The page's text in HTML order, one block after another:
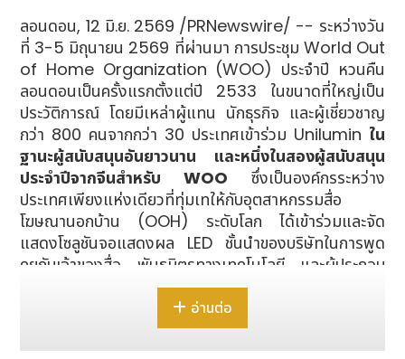
ลอนดอน, 12 มิ.ย. 2569 /PRNewswire/ -- ระหว่างวัน
ที่ 3-5 มิถุนายน 2569 ที่ผ่านมา การประชุม World Out
of Home Organization (WOO) ประจำปี หวนคืน
ลอนดอนเป็นครั้งแรกตั้งแต่ปี 2533 ในขนาดที่ใหญ่เป็น
ประวัติการณ์ โดยมีเหล่าผู้แทน นักธุรกิจ และผู้เชี่ยวชาญ
กว่า 800 คนจากกว่า 30 ประเทศเข้าร่วม Unilumin ใน
ฐานะผู้สนับสนุนอันยาวนาน และหนึ่งในสองผู้สนับสนุน
ประจำปีจากจีนสำหรับ WOO ซึ่งเป็นองค์กรระหว่าง
ประเทศเพียงแห่งเดียวที่ทุ่มเทให้กับอุตสาหกรรมสื่อ
โฆษณานอกบ้าน (OOH) ระดับโลก ได้เข้าร่วมและจัด
แสดงโซลูชันจอแสดงผล LED ชั้นนำของบริษัทในการพูด
คุยกับเจ้าของสื่อ พันธมิตรทางเทคโนโลยี และผู้ประกอบ
อ่านต่อ